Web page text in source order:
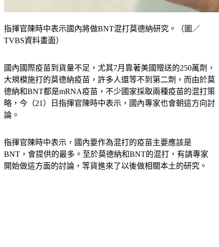
指揮官陳時中表示國內將做BNT混打莫德納研究。（圖／
TVBS資料畫面）
國內國際疫苗到貨量不足，尤其7月靠著美國贈送的250萬劑，
大規模施打的莫德納疫苗，許多人還等不到第二劑，而由於莫
德納和BNT都是mRNA疫苗，不少國家採取兩種疫苗的混打策
略，今（21）日指揮官陳時中表示，國內專家也會朝這方向討
論。
指揮官陳時中表示，國內要作為混打的疫苗主要應該是
BNT，會提供的最多。至於莫德納和BNT的混打，有請專家
開始做這方面的討論，等貨進來了以後做相關本土的研究。